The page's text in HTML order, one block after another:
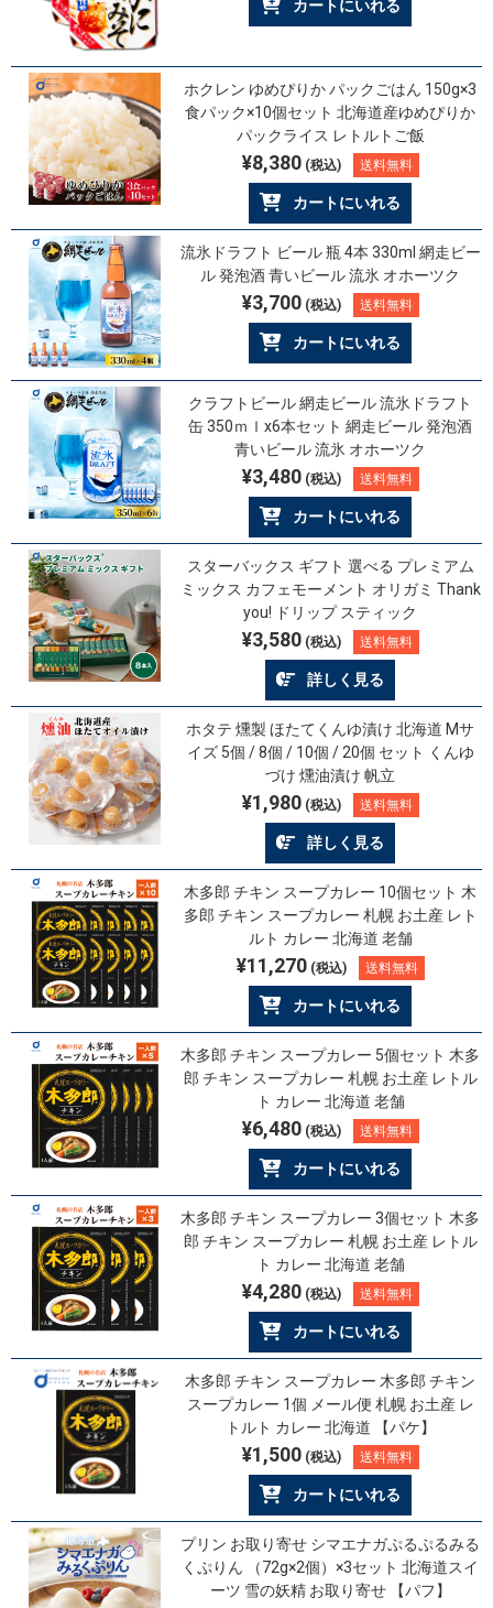
カートにいれる
ホクレン ゆめぴりか パックごはん 150g×3
食パック×10個セット 北海道産ゆめぴりか
パックライス レトルトご飯
¥8,380(税込) 送料無料
カートにいれる
流氷ドラフト ビール 瓶 4本 330ml 網走ビー
ル 発泡酒 青いビール 流氷 オホーツク
¥3,700(税込) 送料無料
カートにいれる
クラフトビール 網走ビール 流氷ドラフト
缶 350ｍｌx6本セット 網走ビール 発泡酒
青いビール 流氷 オホーツク
¥3,480(税込) 送料無料
カートにいれる
スターバックス ギフト 選べる プレミアム
ミックス カフェモーメント オリガミ Thank
you! ドリップ スティック
¥3,580(税込) 送料無料
詳しく見る
ホタテ 燻製 ほたてくんゆ漬け 北海道 Mサ
イズ 5個 / 8個 / 10個 / 20個 セット くんゆ
づけ 燻油漬け 帆立
¥1,980(税込) 送料無料
詳しく見る
木多郎 チキン スープカレー 10個セット 木
多郎 チキン スープカレー 札幌 お土産 レト
ルト カレー 北海道 老舗
¥11,270(税込) 送料無料
カートにいれる
木多郎 チキン スープカレー 5個セット 木多
郎 チキン スープカレー 札幌 お土産 レトル
ト カレー 北海道 老舗
¥6,480(税込) 送料無料
カートにいれる
木多郎 チキン スープカレー 3個セット 木多
郎 チキン スープカレー 札幌 お土産 レトル
ト カレー 北海道 老舗
¥4,280(税込) 送料無料
カートにいれる
木多郎 チキン スープカレー 木多郎 チキン
スープカレー 1個 メール便 札幌 お土産 レ
トルト カレー 北海道 【パケ】
¥1,500(税込) 送料無料
カートにいれる
プリン お取り寄せ シマエナガぷるぷるみる
くぷりん （72g×2個）×3セット 北海道スイ
ーツ 雪の妖精 お取り寄せ 【パフ】